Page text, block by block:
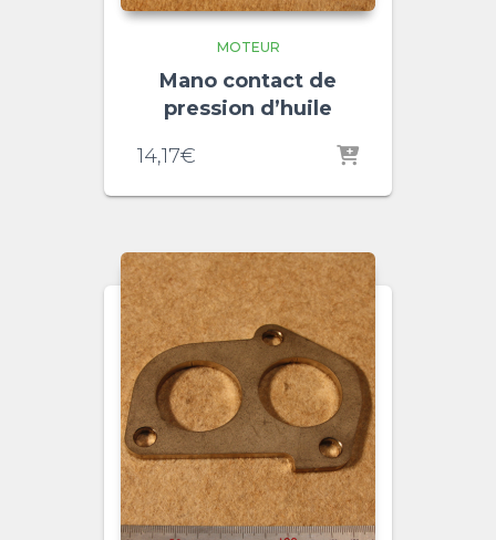
MOTEUR
Mano contact de
pression d’huile
14,17€